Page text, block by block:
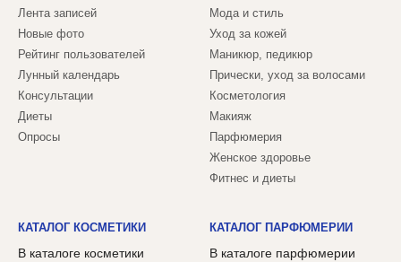
Лента записей
Новые фото
Рейтинг пользователей
Лунный календарь
Консультации
Диеты
Опросы
Мода и стиль
Уход за кожей
Маникюр, педикюр
Прически, уход за волосами
Косметология
Макияж
Парфюмерия
Женское здоровье
Фитнес и диеты
КАТАЛОГ КОСМЕТИКИ
В каталоге косметики
КАТАЛОГ ПАРФЮМЕРИИ
В каталоге парфюмерии